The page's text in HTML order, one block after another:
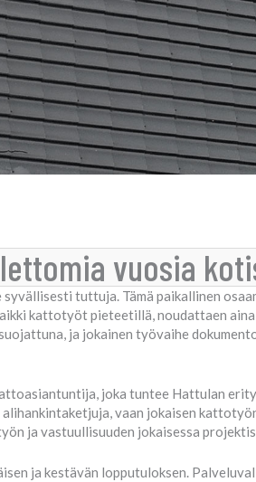
vuosia
tuttuja. Tämä paikallinen
kattotyöt pieteetillä, noudattaen
ja jokainen työvaihe
joka tuntee Hattulan
vaan jokaisen
ja vastuullisuuden jokaisessa
ja kestävän lopputuloksen.